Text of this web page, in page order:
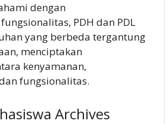
dengan
PDH dan PDL
yang berbeda tergantung
menciptakan
kenyamanan,
fungsionalitas.
Archives